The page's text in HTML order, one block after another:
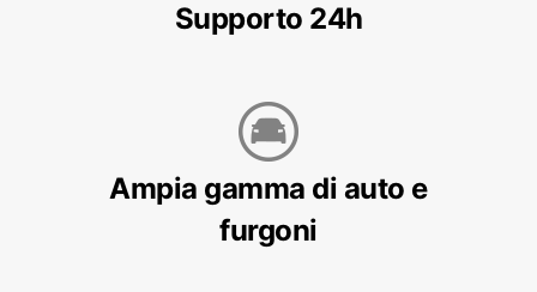
Supporto 24h
Ampia gamma di auto e
furgoni